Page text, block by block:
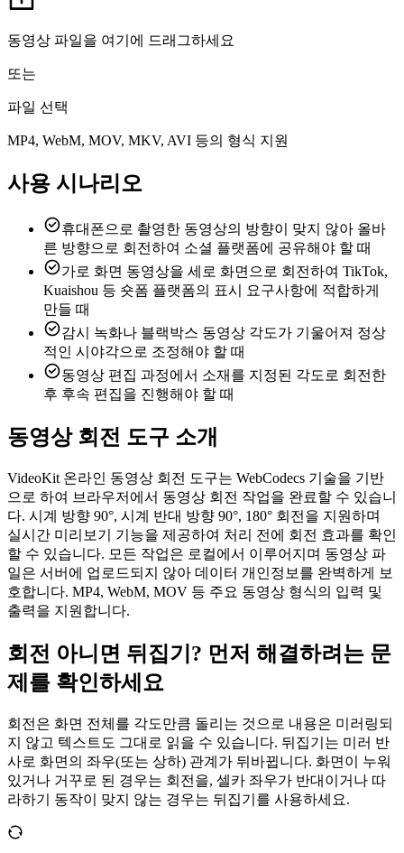
동영상 파일을 여기에 드래그하세요
또는
파일 선택
MP4, WebM, MOV, MKV, AVI 등의 형식 지원
사용 시나리오
휴대폰으로 촬영한 동영상의 방향이 맞지 않아 올바
른 방향으로 회전하여 소셜 플랫폼에 공유해야 할 때
가로 화면 동영상을 세로 화면으로 회전하여 TikTok,
Kuaishou 등 숏폼 플랫폼의 표시 요구사항에 적합하게
만들 때
감시 녹화나 블랙박스 동영상 각도가 기울어져 정상
적인 시야각으로 조정해야 할 때
동영상 편집 과정에서 소재를 지정된 각도로 회전한
후 후속 편집을 진행해야 할 때
동영상 회전 도구 소개
VideoKit 온라인 동영상 회전 도구는 WebCodecs 기술을 기반
으로 하여 브라우저에서 동영상 회전 작업을 완료할 수 있습니
다. 시계 방향 90°, 시계 반대 방향 90°, 180° 회전을 지원하며
실시간 미리보기 기능을 제공하여 처리 전에 회전 효과를 확인
할 수 있습니다. 모든 작업은 로컬에서 이루어지며 동영상 파
일은 서버에 업로드되지 않아 데이터 개인정보를 완벽하게 보
호합니다. MP4, WebM, MOV 등 주요 동영상 형식의 입력 및
출력을 지원합니다.
회전 아니면 뒤집기? 먼저 해결하려는 문
제를 확인하세요
회전은 화면 전체를 각도만큼 돌리는 것으로 내용은 미러링되
지 않고 텍스트도 그대로 읽을 수 있습니다. 뒤집기는 미러 반
사로 화면의 좌우(또는 상하) 관계가 뒤바뀝니다. 화면이 누워
있거나 거꾸로 된 경우는 회전을, 셀카 좌우가 반대이거나 따
라하기 동작이 맞지 않는 경우는 뒤집기를 사용하세요.